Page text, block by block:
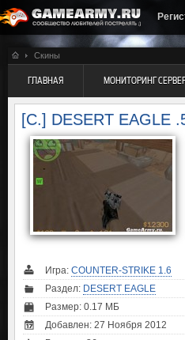
Скины
ГЛАВНАЯ МОНИТОРИНГ
[C.] DESERT EAGLE
Игра: COUNTER-STRIKE 1.6
Раздел: DESERT EAGLE
Размер: 0.17 МБ
Добавлен: 27 Ноября 2012